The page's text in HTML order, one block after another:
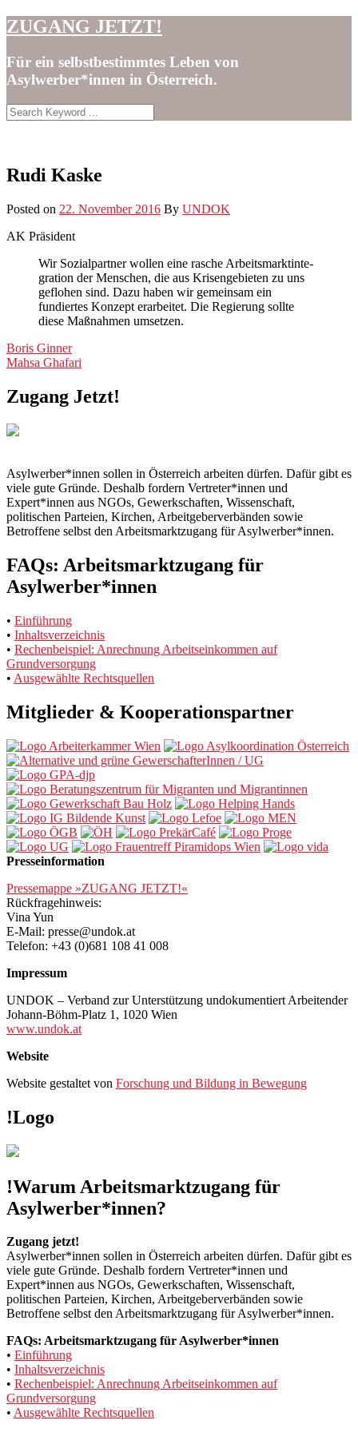
Skip
to
ZUGANG JETZT!
Für ein selbstbestimmtes Leben von
Asylwerber*innen in Österreich.
Rudi Kaske
Posted on 22. November 2016 By UNDOK
AK Präsi­dent
Wir Sozial­part­ner wollen eine rasche Arbeits­mark­t­in­te­
gra­tion der Men­schen, die aus Krisen­ge­bi­eten zu uns
geflo­hen sind. Dazu haben wir gemein­sam ein
fundiertes Konzept erar­beit­et. Die Regierung sollte
diese Maß­nah­men umsetzen.
Post
navigation
Boris Ginner
Mahsa Ghafari
Zugang Jetzt!
Asylwerber*innen sollen in Österreich arbeiten dürfen. Dafür gibt es
viele gute Gründe. Deshalb fordern Vertreter*innen und
Expert*innen aus NGOs, Gewerkschaften, Wissenschaft,
politischen Parteien, Kirchen, Arbeitgeberverbänden sowie
Betroffene selbst den Arbeitsmarktzugang für Asylwerber*innen.
FAQs: Arbeitsmarktzugang für
Asylwerber*innen
• Einführung
• Inhaltsverzeichnis
• Rechenbeispiel: Anrechnung Arbeitseinkommen auf
Grundversorgung
• Ausgewählte Rechtsquellen
Mitglieder & Kooperationspartner
Presseinformation
Pressemappe »ZUGANG JETZT!«
Rückfragehinweis:
Vina Yun
E-Mail: presse@undok.at
Telefon: +43 (0)681 108 41 008
Impressum
UNDOK – Verband zur Unterstützung undokumentiert Arbeitender
Johann-Böhm-Platz 1, 1020 Wien
www.undok.at
Website
Website gestaltet von Forschung und Bildung in Bewegung
!Logo
!Warum Arbeitsmarktzugang für
Asylwerber*innen?
Zugang jetzt!
Asylwerber*innen sollen in Österreich arbeiten dürfen. Dafür gibt es
viele gute Gründe. Deshalb fordern Vertreter*innen und
Expert*innen aus NGOs, Gewerkschaften, Wissenschaft,
politischen Parteien, Kirchen, Arbeitgeberverbänden sowie
Betroffene selbst den Arbeitsmarktzugang für Asylwerber*innen.
FAQs: Arbeitsmarktzugang für Asylwerber*innen
• Einführung
• Inhaltsverzeichnis
• Rechenbeispiel: Anrechnung Arbeitseinkommen auf
Grundversorgung
• Ausgewählte Rechtsquellen